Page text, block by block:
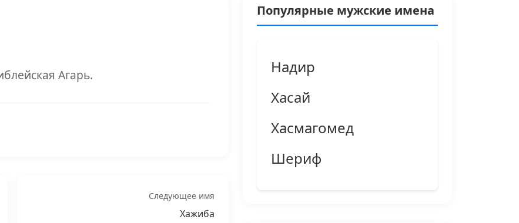
Агарь.
Следующее имя
Хажиба
Популярные мужские имена
Надир
Хасай
Хасмагомед
Шериф